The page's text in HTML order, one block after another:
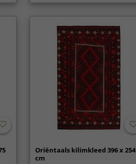
Oriëntaals kilimkleed 396 x 254
cm